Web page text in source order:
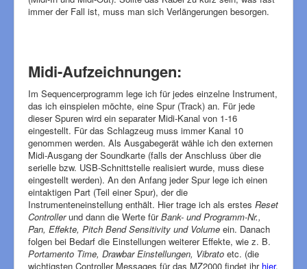
immer der Fall ist, muss man sich Verlängerungen besorgen.
Midi-Aufzeichnungen:
Im Sequencerprogramm lege ich für jedes einzelne Instrument,
das ich einspielen möchte, eine Spur (Track) an. Für jede
dieser Spuren wird ein separater Midi-Kanal von 1-16
eingestellt. Für das Schlagzeug muss immer Kanal 10
genommen werden. Als Ausgabegerät wähle ich den externen
Midi-Ausgang der Soundkarte (falls der Anschluss über die
serielle bzw. USB-Schnittstelle realisiert wurde, muss diese
eingestellt werden). An den Anfang jeder Spur lege ich einen
eintaktigen Part (Teil einer Spur), der die
Instrumenteneinstellung enthält. Hier trage ich als erstes Reset
Controllerund dann die Werte fürBank- und Programm-Nr.,
Pan, Effekte, Pitch Bend Sensitivity und Volume ein. Danach
folgen bei Bedarf die Einstellungen weiterer Effekte, wie z. B.
Portamento Time, Drawbar Einstellungen, Vibrato etc. (die
wichtigsten Controller Messages für das MZ2000 findet ihr hier,